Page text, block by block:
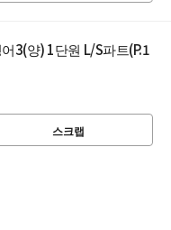
3(양) 1단원 L/S파트(P.1
스크랩